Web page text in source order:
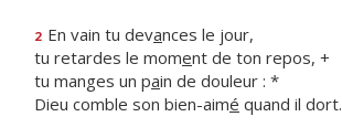
2 En vain tu devances le jour,
tu retardes le moment de ton repos, +
tu manges un pain de douleur : *
Dieu comble son bien-aimé quand il dort.